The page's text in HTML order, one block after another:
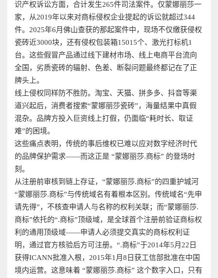
识产权诉讼方面，合计发生265件司法案件。仅蒙娜丽莎一
家，从2019年以来对商标侵权企业提起的诉讼就超过344
件。2025年6月佛山查获的那起案件中，现场不仅缴获侵权
瓷砖近3000块，还有侵权包装箱15015个、激光打标机1
台。这些假冒产品通过线下建材市场、线上电商平台流向
全国，劣质瓷砖的辐射、色差、断裂问题最终都记在了正
牌头上。
线上侵权同样防不胜防。淘宝、天猫、拼多多、抖音等渠
道兴起后，消费者搜索“蒙娜丽莎瓷砖”，海量结果中真假
混杂。品牌方投入巨资线上打假，仍面临“耗时长、取证
难”的困境。
这些痛点表明，传统的事后维权已难以应对数字经济时代
的品牌保护需求——而这正是 “蒙娜丽莎.商标” 的登场时
刻。
从注册前审核到链上存证，“蒙娜丽莎.商标”的四重护城河
“蒙娜丽莎.商标”与传统域名有着根本区别。传统域名“先申
请先得”，不核查申请人与名称的权利关联；而“蒙娜丽莎.
商标”依托的“.商标”顶级域，是全球首个注册前验证商标权
利的通用顶级域——申请人必须提交真实的商标权利证
明，通过官方核验后方可注册。“.商标”于2014年5月22日
获得ICANN批准入根，2015年1月8日获工信部批准在中国
境内运营。这意味着 “蒙娜丽莎.商标” 这个数字入口，只有